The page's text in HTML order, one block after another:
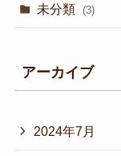
未分類 (3)
アーカイブ
2024年7月